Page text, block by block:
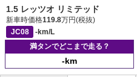
1.5 レッツオ リミテッド
新車時価格119.8万円(税抜)
JC08
-km/L
満タンでどこまで走る？
-km